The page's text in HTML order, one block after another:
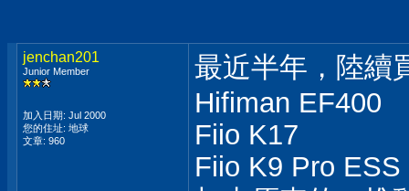
jenchan201
Junior Member
加入日期: Jul 2000
您的住址: 地球
文章: 960
最近半年，陸續
Hifiman EF400
Fiio K17
Fiio K9 Pro ESS